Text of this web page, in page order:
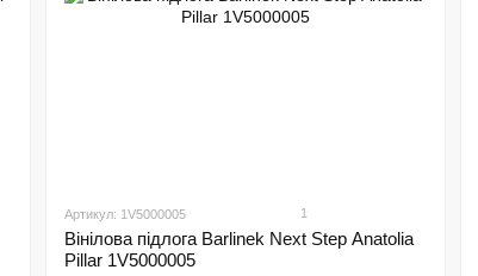
Артикул: 1V5000005 1
Вінілова підлога Barlinek Next Step Anatolia
Pillar 1V5000005